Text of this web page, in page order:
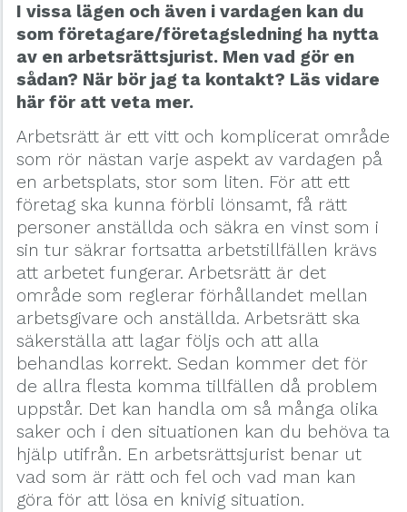
I vissa lägen och även i vardagen kan du
som företagare/företagsledning ha nytta
av en arbetsrättsjurist. Men vad gör en
sådan? När bör jag ta kontakt? Läs vidare
här för att veta mer.
Arbetsrätt är ett vitt och komplicerat område
som rör nästan varje aspekt av vardagen på
en arbetsplats, stor som liten. För att ett
företag ska kunna förbli lönsamt, få rätt
personer anställda och säkra en vinst som i
sin tur säkrar fortsatta arbetstillfällen krävs
att arbetet fungerar. Arbetsrätt är det
område som reglerar förhållandet mellan
arbetsgivare och anställda. Arbetsrätt ska
säkerställa att lagar följs och att alla
behandlas korrekt. Sedan kommer det för
de allra flesta komma tillfällen då problem
uppstår. Det kan handla om så många olika
saker och i den situationen kan du behöva ta
hjälp utifrån. En arbetsrättsjurist benar ut
vad som är rätt och fel och vad man kan
göra för att lösa en knivig situation.